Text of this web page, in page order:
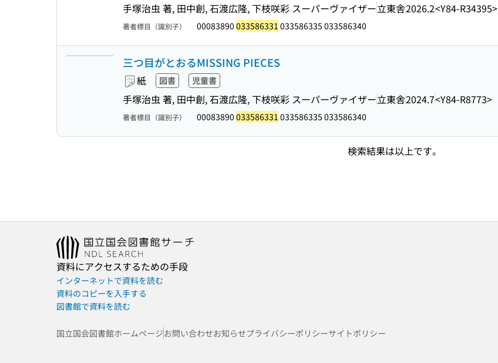
手塚治虫 著, 田中創, 石渡広隆, 下枝咲彩 スーパーヴァイザー立東舎2026.2<Y84-R34395>
著者標目（識別子） 00083890 033586331 033586335 033586340
三つ目がとおるMISSING PIECES
紙 図書 児童書
手塚治虫 著, 田中創, 石渡広隆, 下枝咲彩 スーパーヴァイザー立東舎2024.7<Y84-R8773>
著者標目（識別子） 00083890 033586331 033586335 033586340
検索結果は以上です。
資料にアクセスするための手段
インターネットで資料を読む
資料のコピーを入手する
図書館で資料を読む
国立国会図書館ホームページお問い合わせお知らせプライバシーポリシーサイトポリシー